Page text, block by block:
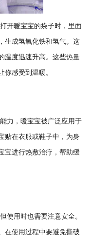
暖宝宝的袋子时，里面
生成氢氧化铁和氢气。这
温度迅速升高。这些热量
感受到温暖。
，暖宝宝被广泛应用于
贴在衣服或鞋子中，为身
宝进行热敷治疗，帮助缓
用时也需要注意安全。
在使用过程中要避免撕破